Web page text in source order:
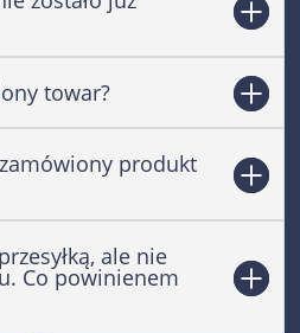
towar?
produkt
ale nie
Co powinienem